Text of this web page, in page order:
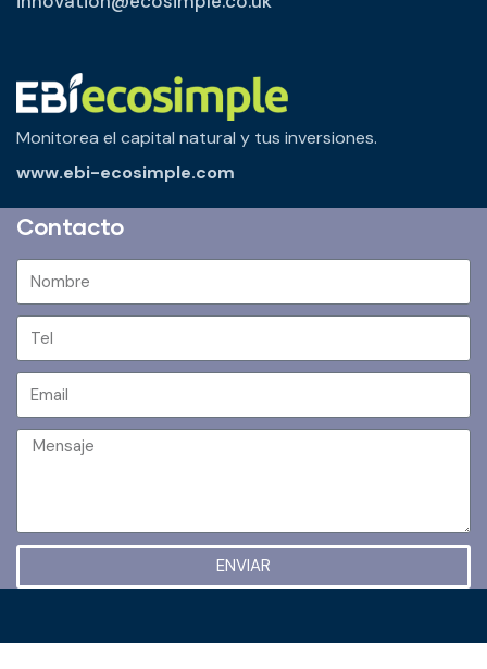
Monitorea el capital natural y tus inversiones.
www.ebi-ecosimple.com
Contacto
ENVIAR